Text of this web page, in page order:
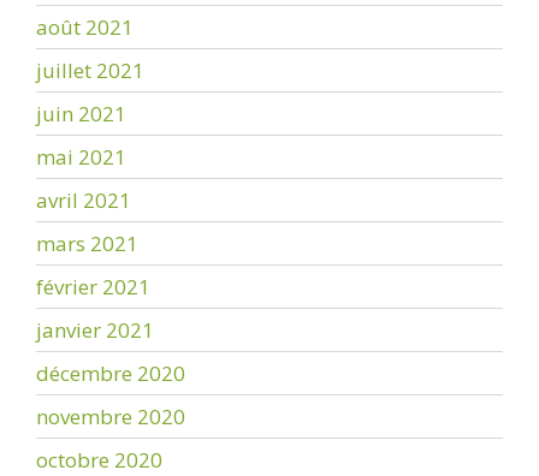
août 2021
juillet 2021
juin 2021
mai 2021
avril 2021
mars 2021
février 2021
janvier 2021
décembre 2020
novembre 2020
octobre 2020